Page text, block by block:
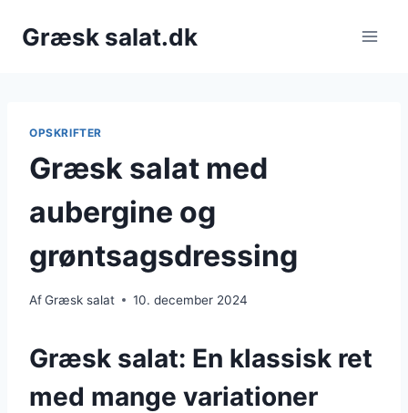
Græsk salat.dk
OPSKRIFTER
Græsk salat med
aubergine og
grøntsagsdressing
AfGræsk salat 10. december 2024
Græsk salat: En klassisk ret
med mange variationer